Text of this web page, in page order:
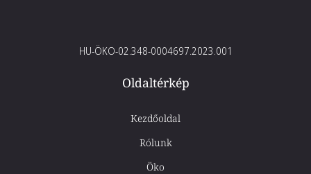
HU-ÖKO-02.348-0004697.2023.001
Oldaltérkép
Kezdőoldal
Rólunk
Öko